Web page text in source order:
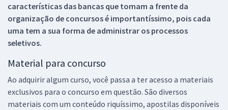
características das bancas que tomam a frente da
organização de concursos é importantíssimo, pois cada
uma tem a sua forma de administrar os processos
seletivos.
Material para concurso
Ao adquirir algum curso, você passa a ter acesso a materiais
exclusivos para o concurso em questão. São diversos
materiais com um conteúdo riquíssimo, apostilas disponíveis